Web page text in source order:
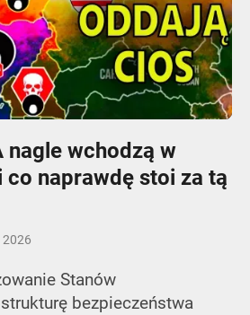
05:44
Mute Settings
Enter
nagle wchodzą w
naprawdę stoi za tą
2026
Stanów
bezpieczeństwa